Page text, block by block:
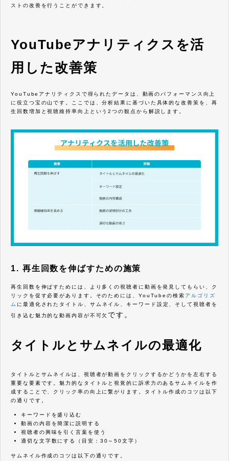
ストの改善を行うことができます。
YouTubeアナリティクスを活
用した改善策
YouTubeアナリティクスで得られたデータは、動画のパフォーマンス向上
に役立つ宝の山です。ここでは、分析結果に基づいた具体的な改善策を、再
生回数増加と視聴維持率向上という2つの観点から解説します。
1. 再生回数を伸ばすための施策
再生回数を伸ばすためには、より多くの視聴者に動画を発見してもらい、ク
リックを促す必要があります。そのためには、YouTubeの検索 アルゴリズ
ム に最適化されたタイトル、サムネイル、キーワード設定、そして視聴者を
引き込む魅力的な動画内容が不可欠 です。
タイトルとサムネイルの最適化
タイトルとサムネイルは、視聴者が動画をクリックするかどうかを左右する
重要な要素です。魅力的なタイトルと視覚的に訴求力のあるサムネイルを作
成することで、クリック率の向上に繋がります。タイトル作成のコツは以下
の通りです。
キーワードを盛り込む
動画の内容を簡潔に説明する
視聴者の興味を引く言葉を使う
適切な文字数にする（目安：30～50文字）
サムネイル作成のコツは以下の通りです。